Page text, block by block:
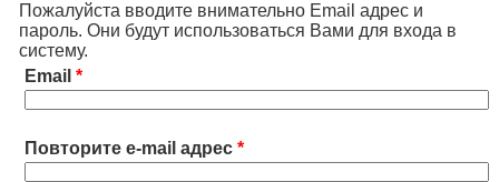
Пожалуйста вводите внимательно Email адрес и
пароль. Они будут использоваться Вами для входа в
систему.
Email *
Повторите e-mail адрес *